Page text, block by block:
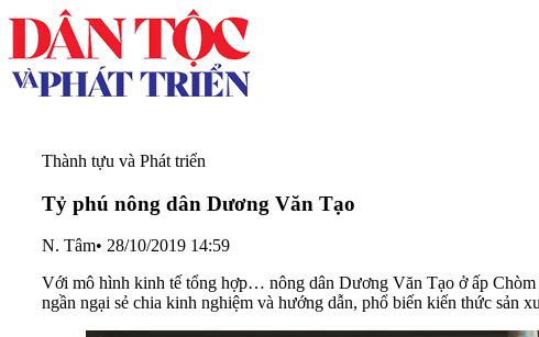
Thành tựu và Phát triển
Tỷ phú nông dân Dương Văn Tạo
N. Tâm• 28/10/2019 14:59
Với mô hình kinh tế tổng hợp… nông dân Dương Văn Tạo ở ấp
ngần ngại sẻ chia kinh nghiệm và hướng dẫn, phổ biến kiến thức sản